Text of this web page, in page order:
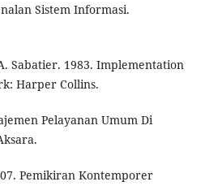
Sistem Informasi.
Sabatier. 1983. Implementation
Harper Collins.
Pelayanan Umum Di
Pemikiran Kontemporer